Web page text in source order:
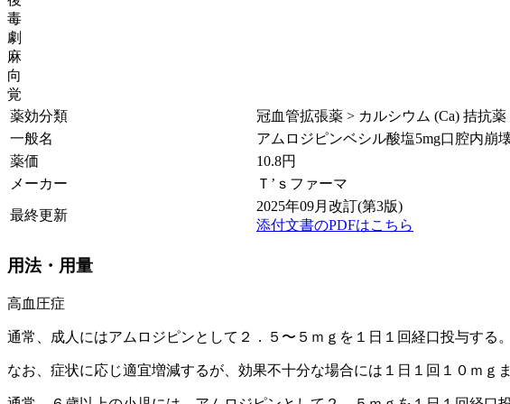
毒
劇
麻
向
覚
薬効分類
冠血管拡張薬 > カルシウム (Ca) 拮抗
一般名
アムロジピンベシル酸塩5mg口腔内崩
薬価
10.8円
メーカー
Ｔ’ｓファーマ
最終更新
2025年09月改訂(第3版)
添付文書のPDFはこちら
用法・用量
高血圧症
通常、成人にはアムロジピンとして２．５〜５ｍｇを１日１回経口投与する。
なお、症状に応じ適宜増減するが、効果不十分な場合には１日１回１０ｍｇ